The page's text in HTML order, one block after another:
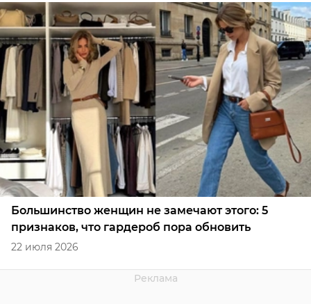
Большинство женщин не замечают этого: 5
признаков, что гардероб пора обновить
22 июля 2026